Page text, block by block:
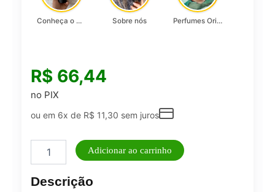
Conheça o Asad, da Lattafa… Sobre nós Perfumes Originais
R$ 66,44
no PIX
ou em 6x de R$ 11,30 sem juros
Leopoldine
quantidade
Adicionar ao carrinho
Descrição